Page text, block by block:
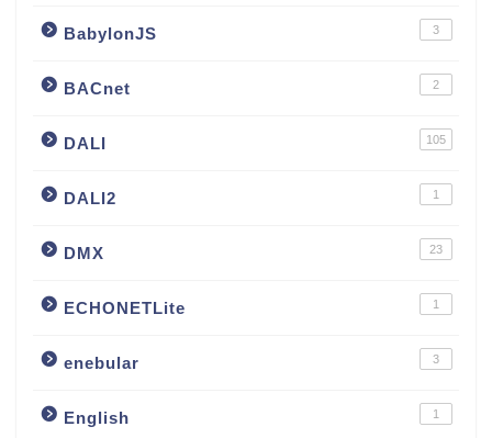
BabylonJS 3
BACnet 2
DALI 105
DALI2 1
DMX 23
ECHONETLite 1
enebular 3
English 1